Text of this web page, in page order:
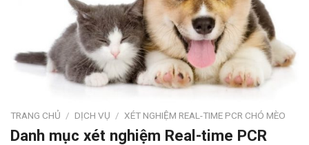
TRANG CHỦ / DỊCH VỤ / XÉT NGHIỆM REAL-TIME PCR CHÓ MÈO
Danh mục xét nghiệm Real-time PCR